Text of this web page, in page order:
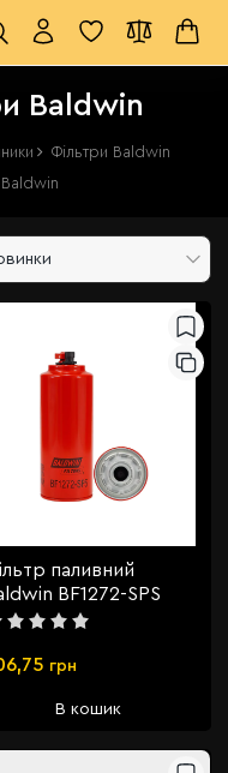
Baldwin
Фільтри Baldwin
Baldwin
паливний
BF1272-SPS
грн
В кошик